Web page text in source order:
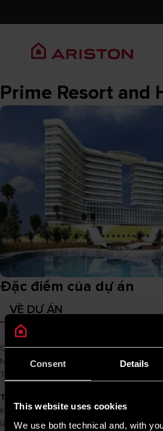
Consent Details
This website uses cookies
We use both technical and, with
Prime Resort and
Đặc điểm của dự án
VỀ DỰ ÁN
Chủ đầu tưCam Lam
Nhà thầu chínhTACKO
Tên sản phẩm
Thông tin dự án
Khu du lịch sinh thái Prime tọa lạc tại
là một trong những dự án nổi bật nhất